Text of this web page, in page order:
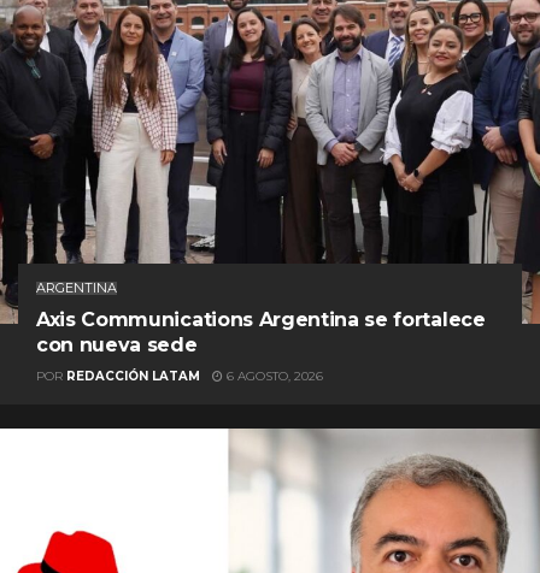
ARGENTINA
Axis Communications Argentina se fortalece
con nueva sede
POR REDACCIÓN LATAM 6 AGOSTO, 2026